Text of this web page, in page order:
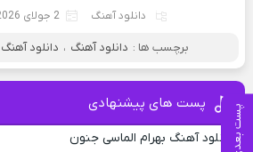
پست بعدی
دانلود آهنگ 2 جولای 2026
برچسب ها : دانلود آهنگ ، دانلود
پست های پیشنهادی
دانلود آهنگ بهرام الماسی جنون